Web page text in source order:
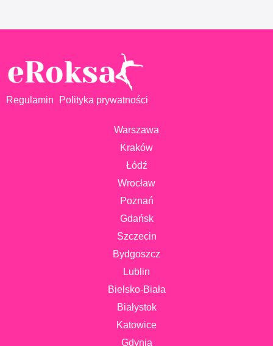
Regulamin Polityka prywatności
Warszawa
Kraków
Łódź
Wrocław
Poznań
Gdańsk
Szczecin
Bydgoszcz
Lublin
Bielsko-Biała
Białystok
Katowice
Gdynia